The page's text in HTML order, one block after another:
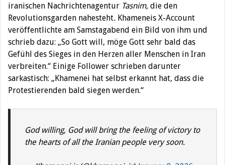
iranischen Nachrichtenagentur Tasnim, die den
Revolutionsgarden nahesteht. Khameneis X-Account
veröffentlichte am Samstagabend ein Bild von ihm und
schrieb dazu: „So Gott will, möge Gott sehr bald das
Gefühl des Sieges in den Herzen aller Menschen in Iran
verbreiten.“ Einige Follower schrieben darunter
sarkastisch: „Khamenei hat selbst erkannt hat, dass die
Protestierenden bald siegen werden.“
God willing, God will bring the feeling of victory to
the hearts of all the Iranian people very soon.